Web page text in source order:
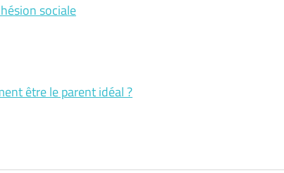
sociale
être le parent idéal ?